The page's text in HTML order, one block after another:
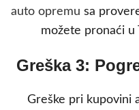
auto opremu sa
možete pronaći u
Greška 3:
Greške pri kupovini